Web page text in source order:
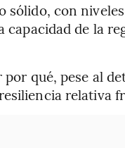
sólido, con
de la
qué, pese al
relativa